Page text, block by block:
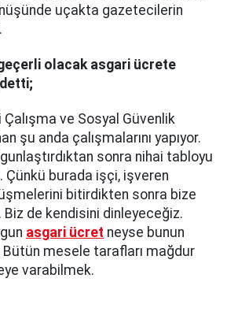
uçakta gazetecilerin
olacak asgari ücrete
ve Sosyal Güvenlik
şu anda çalışmalarını yapıyor.
sonra nihai tabloyu
Çünkü burada işçi, işveren
bitirdikten sonra bize
de kendisini dinleyeceğiz.
asgari ücret neyse bunun
Bütün mesele tarafları mağdur
varabilmek.